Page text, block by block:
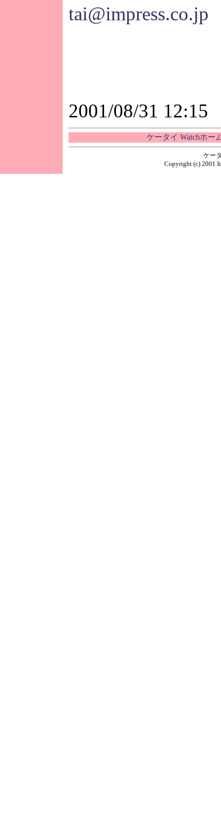
tai@impress.co.jp
2001/08/31 12:15
ケータイ Watchホー
ケー
Copyright (c) 2001